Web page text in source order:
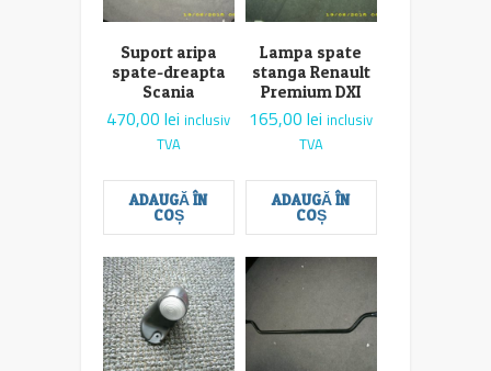
Suport aripa
spate-dreapta
Scania
470,00lei inclusiv
TVA
ADAUGĂ ÎN
COȘ
Lampa spate
stanga Renault
Premium DXI
165,00lei inclusiv
TVA
ADAUGĂ ÎN
COȘ